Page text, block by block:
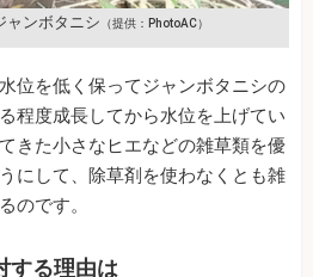
ャンボタニシ （提供：PhotoAC）
位を低く保ってジャンボタニシの
程度成長してから水位を上げてい
きた小さなヒエなどの雑草類を優
にして、除草剤を使わなくとも雑
のです。
する理由は